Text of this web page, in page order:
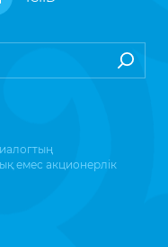
емес акционерлік